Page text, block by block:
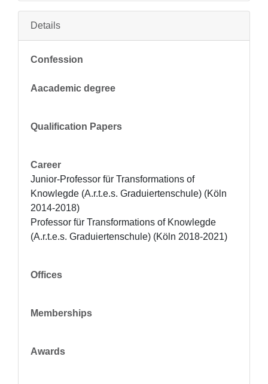
Details
Confession
Aacademic degree
Qualification Papers
Career
Junior-Professor für Transformations of
Knowlegde (A.r.t.e.s. Graduiertenschule) (Köln
2014-2018)
Professor für Transformations of Knowlegde
(A.r.t.e.s. Graduiertenschule) (Köln 2018-2021)
Offices
Memberships
Awards